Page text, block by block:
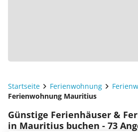
Startseite Ferienwohnung
Ferienwohnung Mauritius
Günstige Ferienhäuser &
in Mauritius buchen - 73